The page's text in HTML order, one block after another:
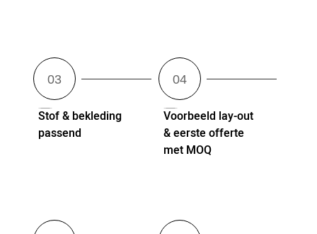
Stof & bekleding
passend
Voorbeeld lay-out
& eerste offerte
met MOQ